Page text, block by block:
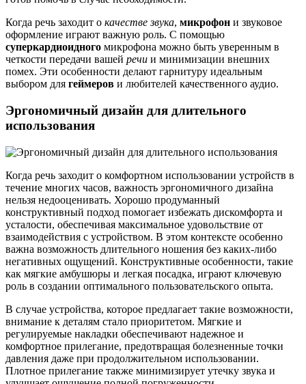
Когда речь заходит о качестве звука, микрофон и звуковое
оформление играют важную роль. С помощью
суперкардиоидного микрофона можно быть уверенным в
четкости передачи вашей речи и минимизации внешних
помех. Эти особенности делают гарнитуру идеальным
выбором для геймеров и любителей качественного аудио.
Эргономичный дизайн для длительного
использования
Когда речь заходит о комфортном использовании устройств в
течение многих часов, важность эргономичного дизайна
нельзя недооценивать. Хорошо продуманный
конструктивный подход помогает избежать дискомфорта и
усталости, обеспечивая максимальное удовольствие от
взаимодействия с устройством. В этом контексте особенно
важна возможность длительного ношения без каких-либо
негативных ощущений. Конструктивные особенности, такие
как мягкие амбушюры и легкая посадка, играют ключевую
роль в создании оптимального пользовательского опыта.
В случае устройства, которое предлагает такие возможности,
внимание к деталям стало приоритетом. Мягкие и
регулируемые накладки обеспечивают надежное и
комфортное прилегание, предотвращая болезненные точки
давления даже при продолжительном использовании.
Плотное прилегание также минимизирует утечку звука и